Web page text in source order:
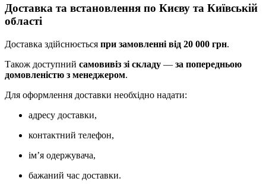
Доставка та встановлення по Києву та Київській
області
Доставка здійснюється при замовленні від 20 000 грн.
Також доступний самовивіз зі складу — за попередньою
домовленістю з менеджером.
Для оформлення доставки необхідно надати:
адресу доставки,
контактний телефон,
ім’я одержувача,
бажаний час доставки.